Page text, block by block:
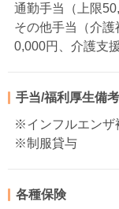
通勤手当（上限
その他手当（介
0,000円、介護支
手当/福利厚生備考
※インフルエンザ
※制服貸与
各種保険